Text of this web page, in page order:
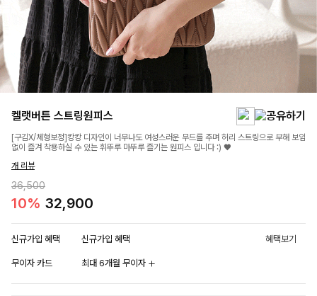
켈랫버튼 스트링원피스
[구김X/체형보정]캉캉 디자인이 너무나도 여성스러운 무드를 주며 허리 스트링으로 부해 보임
없이 즐겨 착용하실 수 있는 휘뚜루 마뚜루 즐기는 원피스 입니다 :) ♥
개 리뷰
36,500
10% 32,900
신규가입 혜택 신규가입 혜택 혜택보기
무이자 카드 최대 6개월 무이자